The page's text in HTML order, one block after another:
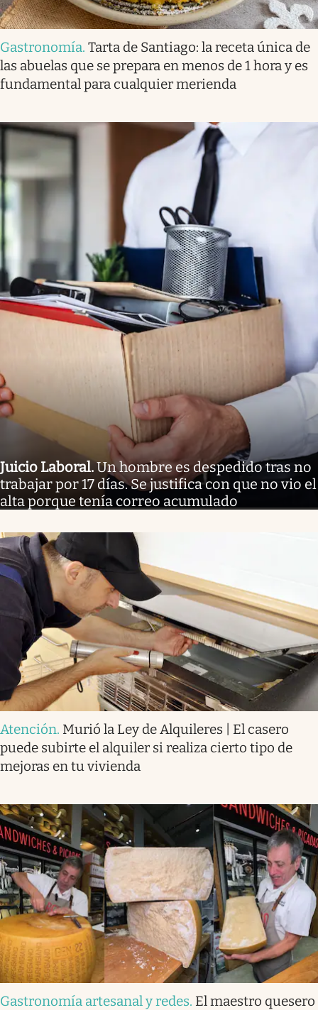
Gastronomía. Tarta de Santiago: la receta única de
las abuelas que se prepara en menos de 1 hora y es
fundamental para cualquier merienda
Juicio Laboral.Un hombre es despedido tras no
trabajar por 17 días. Se justifica con que no vio el
alta porque tenía correo acumulado
Atención. Murió la Ley de Alquileres | El casero
puede subirte el alquiler si realiza cierto tipo de
mejoras en tu vivienda
Gastronomía artesanal y redes. El maestro quesero